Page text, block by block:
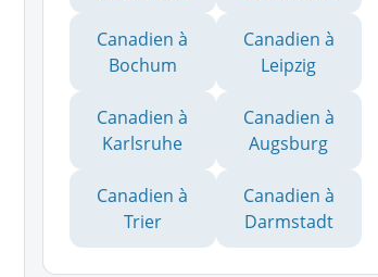
Canadien à
Bochum
Canadien à
Leipzig
Canadien à
Karlsruhe
Canadien à
Augsburg
Canadien à
Trier
Canadien à
Darmstadt